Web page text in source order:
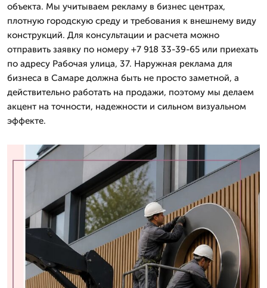
объекта. Мы учитываем рекламу в бизнес центрах,
плотную городскую среду и требования к внешнему виду
конструкций. Для консультации и расчета можно
отправить заявку по номеру +7 918 33-39-65 или приехать
по адресу Рабочая улица, 37. Наружная реклама для
бизнеса в Самаре должна быть не просто заметной, а
действительно работать на продажи, поэтому мы делаем
акцент на точности, надежности и сильном визуальном
эффекте.